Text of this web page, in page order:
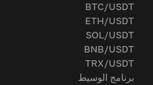
BTC/USDT
ETH/USDT
SOL/USDT
BNB/USDT
TRX/USDT
برنامج الوسيط